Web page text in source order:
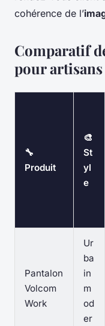
cohérence de l’
Comparatif
pour artisans
🔧
Produit
🎨
St
yl
e
Pantalon
Volcom
Work
Ur
ba
in
m
od
er